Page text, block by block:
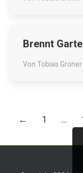
Brennt
Von Tobias Groner
← 1 …